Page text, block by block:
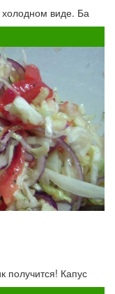
холодном виде. Ба
получится! Капус